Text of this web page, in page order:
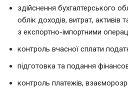
здійснення бухгалтерського
облік доходів, витрат, активів
з експортно-імпортними
контроль вчасної сплати
підготовка та подання
контроль платежів,